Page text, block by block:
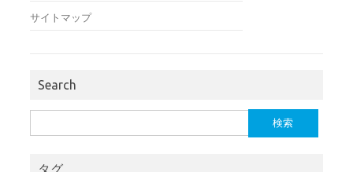
サイトマップ
Search
索:
タグ